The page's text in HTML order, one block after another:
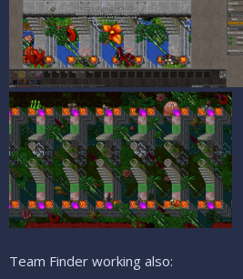
Team Finder working also: